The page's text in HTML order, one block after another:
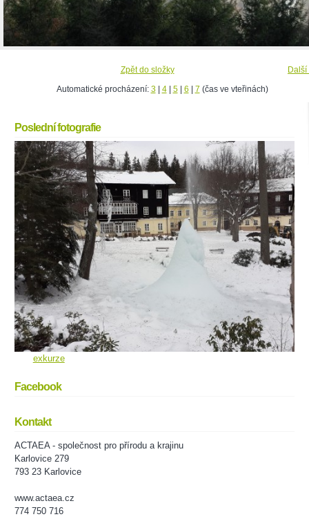
Zpět do složky
Automatické procházení: 3| 4| 5| 6 7 (čas ve vteřinách)
Poslední fotografie
exkurze
Facebook
Kontakt
ACTAEA - společnost pro přírodu a krajinu
Karlovice 279
793 23 Karlovice
www.actaea.cz
774 750 716